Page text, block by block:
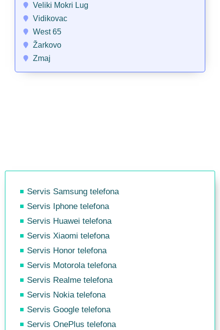
Veliki Mokri Lug
Vidikovac
West 65
Žarkovo
Zmaj
Servis Samsung telefona
Servis Iphone telefona
Servis Huawei telefona
Servis Xiaomi telefona
Servis Honor telefona
Servis Motorola telefona
Servis Realme telefona
Servis Nokia telefona
Servis Google telefona
Servis OnePlus telefona